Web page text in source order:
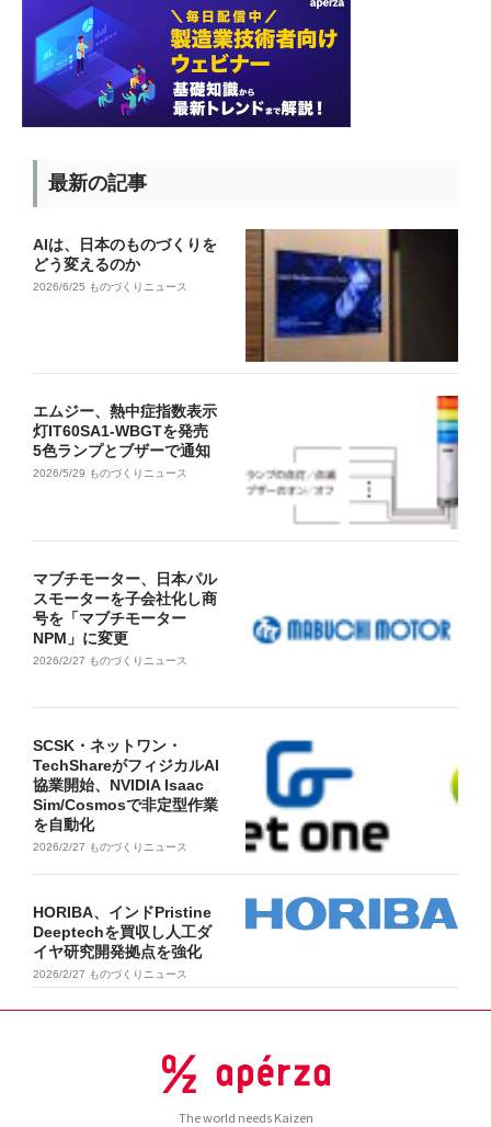
最新の記事
AIは、日本のものづくりを
どう変えるのか
2026/6/25 ものづくりニュース
エムジー、熱中症指数表示
灯IT60SA1-WBGTを発売
5色ランプとブザーで通知
2026/5/29 ものづくりニュース
マブチモーター、日本パル
スモーターを子会社化し商
号を「マブチモーター
NPM」に変更
2026/2/27 ものづくりニュース
SCSK・ネットワン・
TechShareがフィジカルAI
協業開始、NVIDIA Isaac
Sim/Cosmosで非定型作業
を自動化
2026/2/27 ものづくりニュース
HORIBA、インドPristine
Deeptechを買収し人工ダ
イヤ研究開発拠点を強化
2026/2/27 ものづくりニュース
The world needs Kaizen